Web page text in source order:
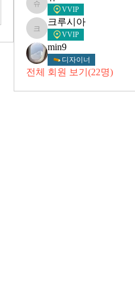
슈 VVIP
크루시아
크루시아
VVIP
min9
디자이너
전체 회원 보기(22명)